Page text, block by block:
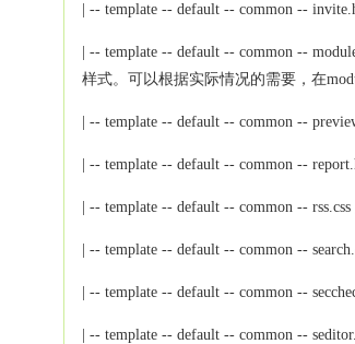
| -- template -- default -- common --
| -- template -- default -- common --
样式。可以根据实际情况的需要，在
| -- template -- default -- common --
| -- template -- default -- common --
| -- template -- default -- common --
| -- template -- default -- common --
| -- template -- default -- common --
| -- template -- default -- common --